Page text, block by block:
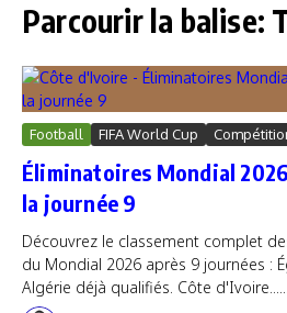
Parcourir la balise:
Football FIFA World Cup
Éliminatoires Mondial
la journée 9
Découvrez le classement complet
du Mondial 2026 après 9 journées :
Algérie déjà qualifiés. Côte d'Ivoire......